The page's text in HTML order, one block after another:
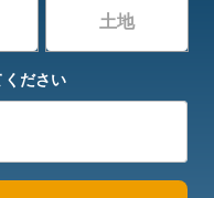
土地
ください